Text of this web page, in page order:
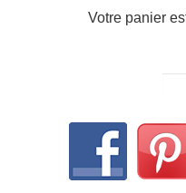
Votre panier